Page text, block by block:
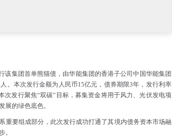
集团首单熊猫债，由华能集团的香港子公司中国华能集团
。本次发行金额为人民币15亿元，债券期限3年，发行利率
次发行聚焦“双碳”目标，募集资金将用于风力、光伏发电项
展的绿色底色。
重要组成部分，此次发行成功打通了其境内债务资本市场融
。